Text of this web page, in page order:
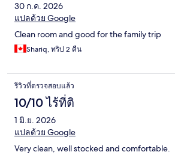
30 ก.ค. 2026
แปลด้วย Google
Clean room and good for the family trip
Shariq, ทริป 2 คืน
รีวิวที่ตรวจสอบแล้ว
10/10 ไร้ที่ติ
1 มิ.ย. 2026
แปลด้วย Google
Very clean, well stocked and comfortable.